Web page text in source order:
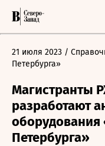
21 июля 2023 /
Петербурга»
Магистранты
разработают
оборудования
Петербурга»